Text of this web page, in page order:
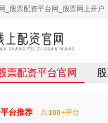
_股票配资平台网_股票网上开户
票配资平台官网
台推荐 共100+平台